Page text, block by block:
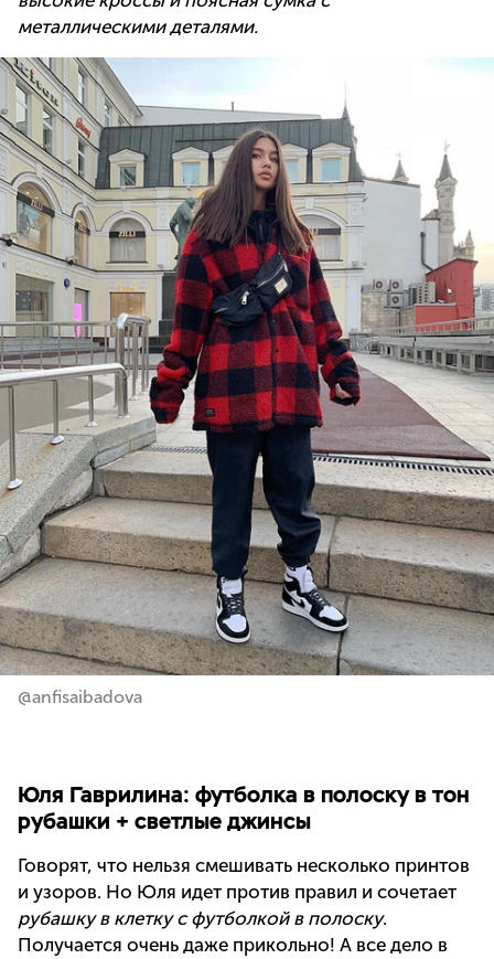
металлическими деталями.
@anfisaibadova
Юля Гаврилина: футболка в полоску в тон
рубашки + светлые джинсы
Говорят, что нельзя смешивать несколько принтов
и узоров. Но Юля идет против правил и сочетает
рубашку в клетку с футболкой в полоску.
Получается очень даже прикольно! А все дело в